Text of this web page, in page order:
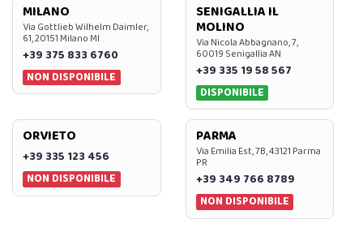
MILANO
Via Gottlieb Wilhelm Daimler,
61, 20151 Milano MI
+39 375 833 6760
NON DISPONIBILE
SENIGALLIA IL
MOLINO
Via Nicola Abbagnano, 7,
60019 Senigallia AN
+39 335 19 58 567
DISPONIBILE
ORVIETO
+39 335 123 456
NON DISPONIBILE
PARMA
Via Emilia Est, 7B, 43121 Parma
PR
+39 349 766 8789
NON DISPONIBILE